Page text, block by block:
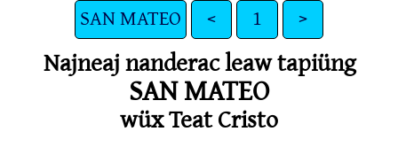
SAN MATEO < 1 >
Najneaj nanderac leaw tapiüng
SAN MATEO
wüx Teat Cristo